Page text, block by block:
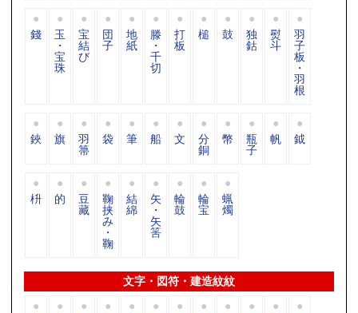
錢 玉
・
宝
珠
宝
結
び
団
子
地
紙
滕
・
千
切
打
板
槌 鼓 独
鈷
熨
斗
羽
子
板
・
羽
根
鋏 旗 羽
箒
袋 筆 船 文 分
銅
幣 瓶
子
帆 鉞
枡 的 豆
藏
鞠
挟
み
・
鞠
結
綿
矢
・
矢
筈
輪
鼓
輪
宝
蝋
燭
文字・図符・建造紋紋